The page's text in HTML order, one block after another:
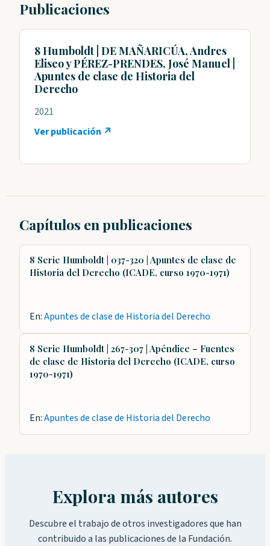
Publicaciones
8 Humboldt | DE MAÑARICÚA, Andres
Eliseo y PÉREZ-PRENDES, José Manuel |
Apuntes de clase de Historia del
Derecho
2021
Ver publicación ↗
Capítulos en publicaciones
8 Serie Humboldt | 037-320 | Apuntes de clase de
Historia del Derecho (ICADE, curso 1970-1971)
En:Apuntes de clase de Historia del Derecho
8 Serie Humboldt | 267-307 | Apéndice – Fuentes
de clase de Historia del Derecho (ICADE, curso
1970-1971)
En:Apuntes de clase de Historia del Derecho
Explora más autores
Descubre el trabajo de otros investigadores que han
contribuido a las publicaciones de la Fundación.